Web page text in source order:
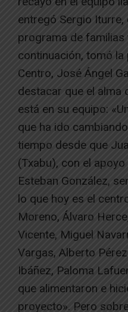
entregó Sergio
programa de familias
continuación, tomó
Centro, José Ángel
destacar que el alma
está en su equipo:
que ha ido
tiempo desde que
(Txabu), con el
Esteban González,
lo que hoy es el
Moreno, Álvaro
Vicente, Miguel
Vargas, Alberto
Ibáñez, Paloma
que alimentaron e
proyecto». Pero